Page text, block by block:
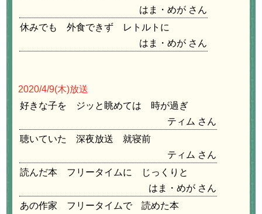
はま・めが
休みでも 外食できず レトルトに
はま・めが
2020/4/9(木)放送
好きな子を ジッと眺めては 時が過ぎ
ティム
聴いていた 深夜放送 就寝前
ティム
読んだ本 フリータイムに じっくりと
はま・めが
あの作家 フリータイムで 読めた本